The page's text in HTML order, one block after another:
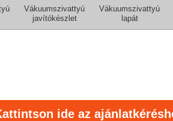
Vákuumszivattyú
javítókészlet
Vákuumszivattyú
lapát
ide az